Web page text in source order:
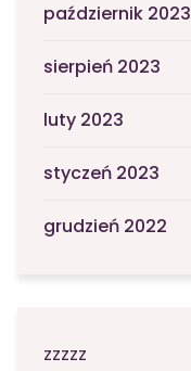
październik 2023
sierpień 2023
luty 2023
styczeń 2023
grudzień 2022
zzzzz